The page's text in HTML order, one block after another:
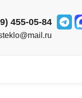
455-05-84